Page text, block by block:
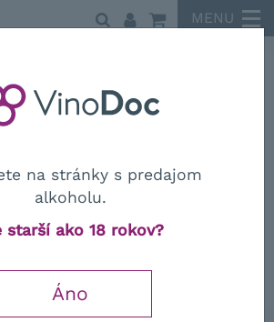
MENU
na stránky s predajom
alkoholu.
starší ako 18 rokov?
Áno